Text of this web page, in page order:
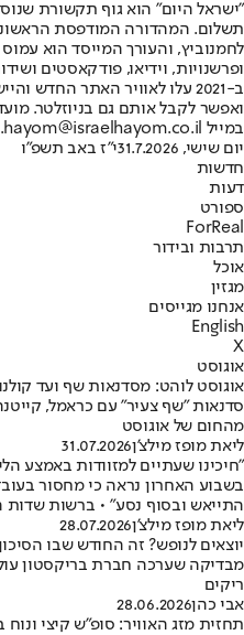
"ישראל היום" הוא גוף תקשורת
ופרשנויות, וידיאו, פודקאסטים
ב-2021 עלו לאוויר האתר
ואפשר לקבל אותם גם בניוזלטר.
במייל hayom@israelhayom.co.il.
יום שישי, 31.7.2026
י"ז באב תשפ"ו
חדשות
דעות
ספורט
ForReal
תרבות ובידור
אוכל
מגזין
אנחנו מגייסים
English
X
אוגוסט
אוגוסט לוהט: מסדנאות שף ועד
סדנאות "שף צעיר" עם כראמל,
מהחום של אוגוסט
ליאת מופז מילצ'ן31.07.2026
"חיכינו שעתיים למזוודות באמצע
בשבוע האחרון נראה כי מחסור
התייאש ובסוף נסע" • ברשות שדות
ליאת מופז מילצ'ן28.07.2026
יוצאים לנופש? זה החודש שבו
ריקים
אבי כהן28.06.2026
תחזית מזג האוויר: סופ"ש קיצי